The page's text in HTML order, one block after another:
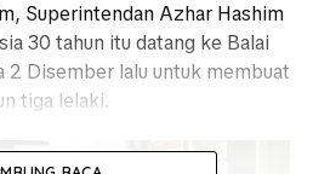
Superintendan Azhar Hashim
30 tahun itu datang ke Balai
2 Disember lalu untuk membuat
tiga lelaki.